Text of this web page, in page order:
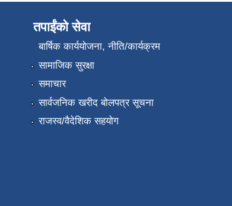
तपाईंको सेवा
बार्षिक कार्ययोजना, नीति/कार्यक्रम
सामाजिक सुरक्षा
समाचार
सार्वजनिक खरीद बोलपत्र सूचना
राजस्व/वैदेशिक सहयोग